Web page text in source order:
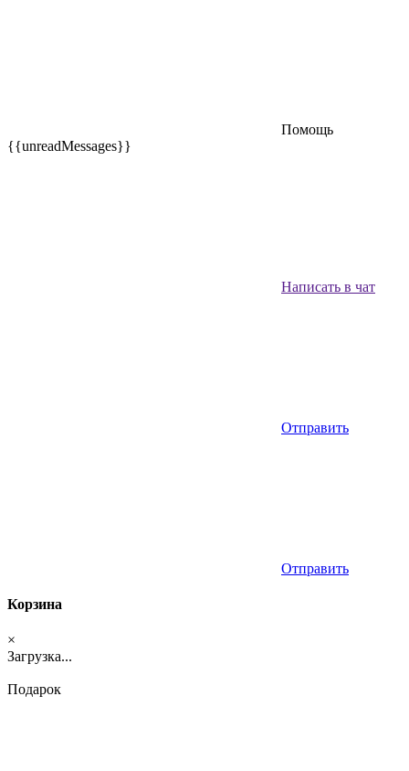
Помощь
{{unreadMessages}}
Написать в чат
Отправить
Отправить
Корзина
×
Загрузка...
Подарок